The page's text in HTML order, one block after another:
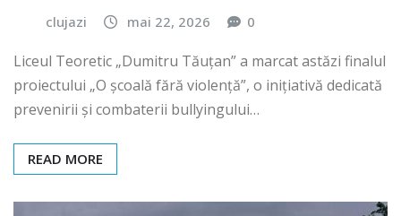
clujazi mai 22, 2026 0
Liceul Teoretic „Dumitru Tăuțan” a marcat astăzi finalul
proiectului „O școală fără violență”, o inițiativă dedicată
prevenirii și combaterii bullyingului…
READ MORE